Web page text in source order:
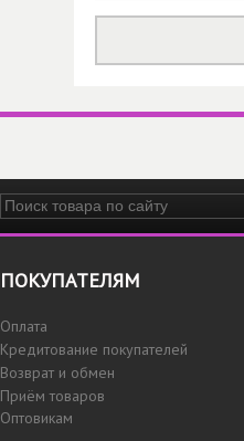
Введите ключевые слова для поиска
ПОКУПАТЕЛЯМ
Оплата
Кредитование покупателей
Возврат и обмен
Приём товаров
Оптовикам